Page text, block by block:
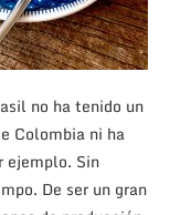
no ha tenido un
Colombia ni ha
ejemplo. Sin
De ser un gran